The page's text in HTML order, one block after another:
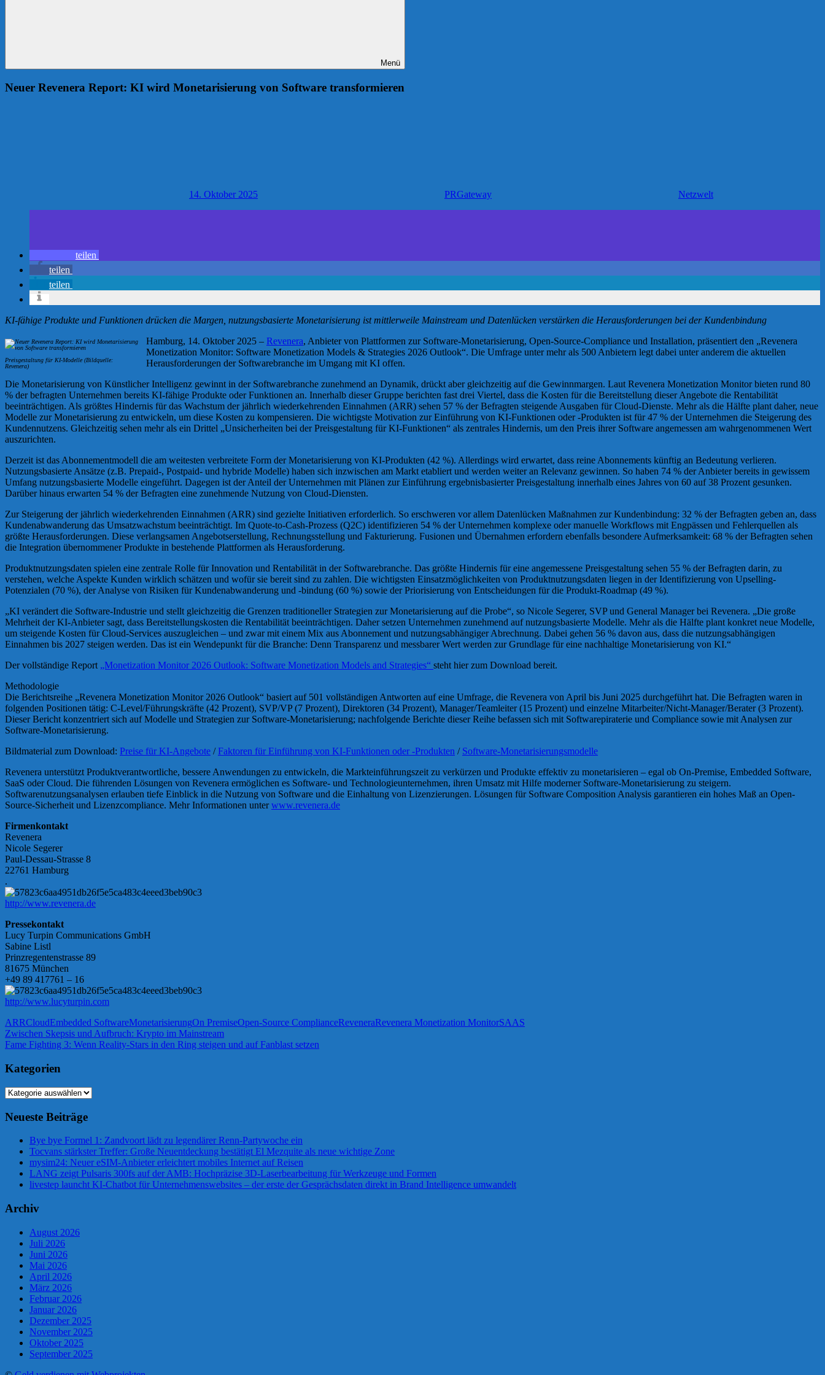
Menü
Neuer Revenera Report: KI wird Monetarisierung von Software transformieren
14. Oktober 2025 PRGateway Netzwelt
teilen
teilen
teilen
KI-fähige Produkte und Funktionen drücken die Margen, nutzungsbasierte Monetarisierung ist mittlerweile Mainstream und Datenlücken verstärken die Herausforderungen bei der Kundenbindung
Preisgestaltung für KI-Modelle (Bildquelle:
Revenera)
Hamburg, 14. Oktober 2025 – Revenera, Anbieter von Plattformen zur Software-Monetarisierung, Open-Source-Compliance und Installation, präsentiert den „Revenera
Monetization Monitor: Software Monetization Models & Strategies 2026 Outlook“. Die Umfrage unter mehr als 500 Anbietern legt dabei unter anderem die aktuellen
Herausforderungen der Softwarebranche im Umgang mit KI offen.
Die Monetarisierung von Künstlicher Intelligenz gewinnt in der Softwarebranche zunehmend an Dynamik, drückt aber gleichzeitig auf die Gewinnmargen. Laut Revenera Monetization Monitor bieten rund 80
% der befragten Unternehmen bereits KI-fähige Produkte oder Funktionen an. Innerhalb dieser Gruppe berichten fast drei Viertel, dass die Kosten für die Bereitstellung dieser Angebote die Rentabilität
beeinträchtigen. Als größtes Hindernis für das Wachstum der jährlich wiederkehrenden Einnahmen (ARR) sehen 57 % der Befragten steigende Ausgaben für Cloud-Dienste. Mehr als die Hälfte plant daher, neue
Modelle zur Monetarisierung zu entwickeln, um diese Kosten zu kompensieren. Die wichtigste Motivation zur Einführung von KI-Funktionen oder -Produkten ist für 47 % der Unternehmen die Steigerung des
Kundennutzens. Gleichzeitig sehen mehr als ein Drittel „Unsicherheiten bei der Preisgestaltung für KI-Funktionen“ als zentrales Hindernis, um den Preis ihrer Software angemessen am wahrgenommenen Wert
auszurichten.
Derzeit ist das Abonnementmodell die am weitesten verbreitete Form der Monetarisierung von KI-Produkten (42 %). Allerdings wird erwartet, dass reine Abonnements künftig an Bedeutung verlieren.
Nutzungsbasierte Ansätze (z.B. Prepaid-, Postpaid- und hybride Modelle) haben sich inzwischen am Markt etabliert und werden weiter an Relevanz gewinnen. So haben 74 % der Anbieter bereits in gewissem
Umfang nutzungsbasierte Modelle eingeführt. Dagegen ist der Anteil der Unternehmen mit Plänen zur Einführung ergebnisbasierter Preisgestaltung innerhalb eines Jahres von 60 auf 38 Prozent gesunken.
Darüber hinaus erwarten 54 % der Befragten eine zunehmende Nutzung von Cloud-Diensten.
Zur Steigerung der jährlich wiederkehrenden Einnahmen (ARR) sind gezielte Initiativen erforderlich. So erschweren vor allem Datenlücken Maßnahmen zur Kundenbindung: 32 % der Befragten geben an, dass
Kundenabwanderung das Umsatzwachstum beeinträchtigt. Im Quote-to-Cash-Prozess (Q2C) identifizieren 54 % der Unternehmen komplexe oder manuelle Workflows mit Engpässen und Fehlerquellen als
größte Herausforderungen. Diese verlangsamen Angebotserstellung, Rechnungsstellung und Fakturierung. Fusionen und Übernahmen erfordern ebenfalls besondere Aufmerksamkeit: 68 % der Befragten sehen
die Integration übernommener Produkte in bestehende Plattformen als Herausforderung.
Produktnutzungsdaten spielen eine zentrale Rolle für Innovation und Rentabilität in der Softwarebranche. Das größte Hindernis für eine angemessene Preisgestaltung sehen 55 % der Befragten darin, zu
verstehen, welche Aspekte Kunden wirklich schätzen und wofür sie bereit sind zu zahlen. Die wichtigsten Einsatzmöglichkeiten von Produktnutzungsdaten liegen in der Identifizierung von Upselling-
Potenzialen (70 %), der Analyse von Risiken für Kundenabwanderung und -bindung (60 %) sowie der Priorisierung von Entscheidungen für die Produkt-Roadmap (49 %).
„KI verändert die Software-Industrie und stellt gleichzeitig die Grenzen traditioneller Strategien zur Monetarisierung auf die Probe“, so Nicole Segerer, SVP und General Manager bei Revenera. „Die große
Mehrheit der KI-Anbieter sagt, dass Bereitstellungskosten die Rentabilität beeinträchtigen. Daher setzen Unternehmen zunehmend auf nutzungsbasierte Modelle. Mehr als die Hälfte plant konkret neue Modelle,
um steigende Kosten für Cloud-Services auszugleichen – und zwar mit einem Mix aus Abonnement und nutzungsabhängiger Abrechnung. Dabei gehen 56 % davon aus, dass die nutzungsabhängigen
Einnahmen bis 2027 steigen werden. Das ist ein Wendepunkt für die Branche: Denn Transparenz und messbarer Wert werden zur Grundlage für eine nachhaltige Monetarisierung von KI.“
Der vollständige Report „Monetization Monitor 2026 Outlook: Software Monetization Models and Strategies“ steht hier zum Download bereit.
Methodologie
Die Berichtsreihe „Revenera Monetization Monitor 2026 Outlook“ basiert auf 501 vollständigen Antworten auf eine Umfrage, die Revenera von April bis Juni 2025 durchgeführt hat. Die Befragten waren in
folgenden Positionen tätig: C-Level/Führungskräfte (42 Prozent), SVP/VP (7 Prozent), Direktoren (34 Prozent), Manager/Teamleiter (15 Prozent) und einzelne Mitarbeiter/Nicht-Manager/Berater (3 Prozent).
Dieser Bericht konzentriert sich auf Modelle und Strategien zur Software-Monetarisierung; nachfolgende Berichte dieser Reihe befassen sich mit Softwarepiraterie und Compliance sowie mit Analysen zur
Software-Monetarisierung.
Bildmaterial zum Download: Preise für KI-Angebote /Faktoren für Einführung von KI-Funktionen oder -Produkten / Software-Monetarisierungsmodelle
Revenera unterstützt Produktverantwortliche, bessere Anwendungen zu entwickeln, die Markteinführungszeit zu verkürzen und Produkte effektiv zu monetarisieren – egal ob On-Premise, Embedded Software,
SaaS oder Cloud. Die führenden Lösungen von Revenera ermöglichen es Software- und Technologieunternehmen, ihren Umsatz mit Hilfe moderner Software-Monetarisierung zu steigern.
Softwarenutzungsanalysen erlauben tiefe Einblick in die Nutzung von Software und die Einhaltung von Lizenzierungen. Lösungen für Software Composition Analysis garantieren ein hohes Maß an Open-
Source-Sicherheit und Lizenzcompliance. Mehr Informationen unterwww.revenera.de
Firmenkontakt
Revenera
Nicole Segerer
Paul-Dessau-Strasse 8
22761 Hamburg
.
http://www.revenera.de
Pressekontakt
Lucy Turpin Communications GmbH
Sabine Listl
Prinzregentenstrasse 89
81675 München
+49 89 417761 – 16
http://www.lucyturpin.com
ARRCloudEmbedded SoftwareMonetarisierungOn PremiseOpen-Source ComplianceReveneraRevenera Monetization MonitorSAAS
Beitragsnavigation
Vorheriger
Beitrag:
Zwischen Skepsis und Aufbruch: Krypto im Mainstream
Nächster
Fame Fighting 3: Wenn Reality-Stars in den Ring steigen und auf Fanblast setzen
Kategorien
Kategorien
Neueste Beiträge
Bye bye Formel 1: Zandvoort lädt zu legendärer Renn-Partywoche ein
Tocvans stärkster Treffer: Große Neuentdeckung bestätigt El Mezquite als neue wichtige Zone
mysim24: Neuer eSIM-Anbieter erleichtert mobiles Internet auf Reisen
LANG zeigt Pulsaris 300fs auf der AMB: Hochpräzise 3D-Laserbearbeitung für Werkzeuge und Formen
livestep launcht KI-Chatbot für Unternehmenswebsites – der erste der Gesprächsdaten direkt in Brand Intelligence umwandelt
Archiv
August 2026
Juli 2026
Juni 2026
Mai 2026
April 2026
März 2026
Februar 2026
Januar 2026
Dezember 2025
November 2025
Oktober 2025
September 2025